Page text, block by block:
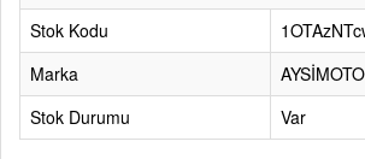
Stok Kodu
Marka
Stok Durumu
Var